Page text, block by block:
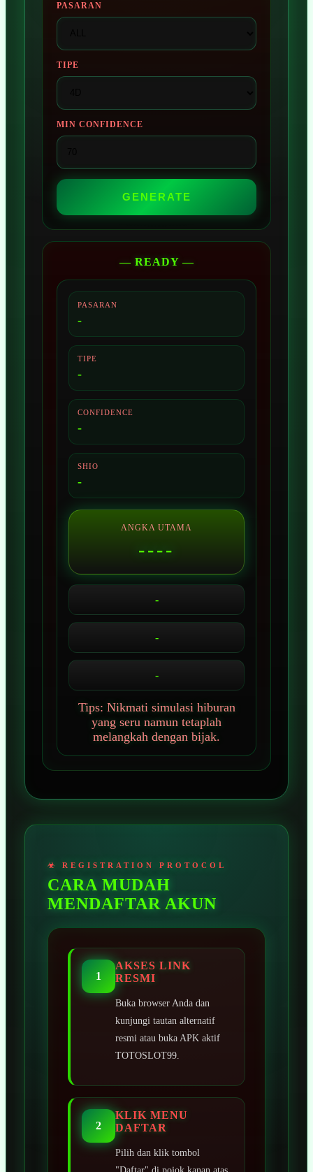
PASARAN
TIPE
MIN CONFIDENCE
GENERATE
— READY —
PASARAN
-
TIPE
-
CONFIDENCE
-
SHIO
-
ANGKA UTAMA
----
-
-
-
Tips: Nikmati simulasi hiburan
yang seru namun tetaplah
melangkah dengan bijak.
CARA MUDAH
MENDAFTAR AKUN
1
AKSES LINK
RESMI
Buka browser Anda dan
kunjungi tautan alternatif
resmi atau buka APK aktif
TOTOSLOT99.
2
KLIK MENU
DAFTAR
Pilih dan klik tombol